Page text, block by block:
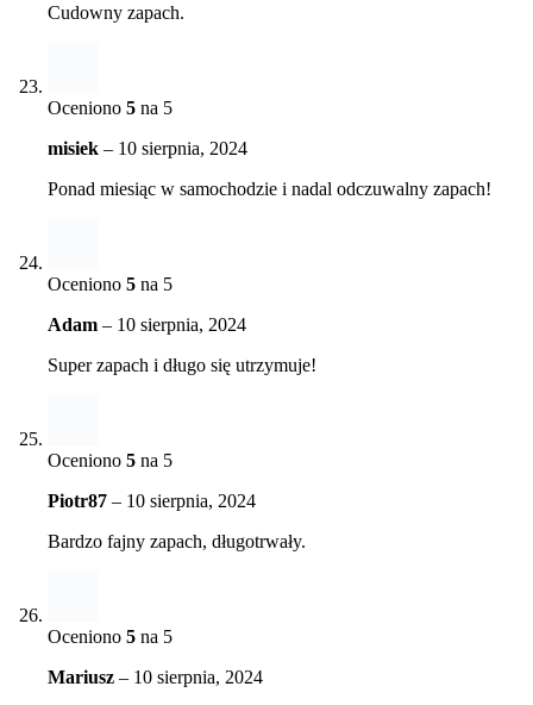
Cudowny zapach.
Oceniono 5 na 5
misiek – 10 sierpnia, 2024
Ponad miesiąc w samochodzie i nadal odczuwalny zapach!
Oceniono 5 na 5
Adam – 10 sierpnia, 2024
Super zapach i długo się utrzymuje!
Oceniono 5 na 5
Piotr87 – 10 sierpnia, 2024
Bardzo fajny zapach, długotrwały.
Oceniono 5 na 5
Mariusz – 10 sierpnia, 2024